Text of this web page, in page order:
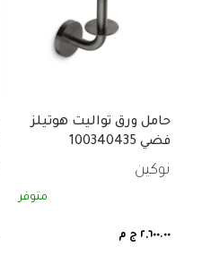
حامل ورق تواليت هوتيلز
فضي 100340435
نوكين
متوفر
٢,٦٠٠.٠٠ ج م